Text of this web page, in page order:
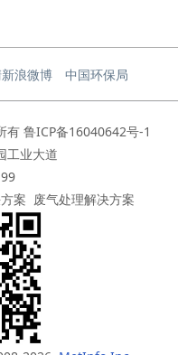
浪微博 中国环保局
有 鲁ICP备16040642号-1
工业大道
案 废气处理解决方案